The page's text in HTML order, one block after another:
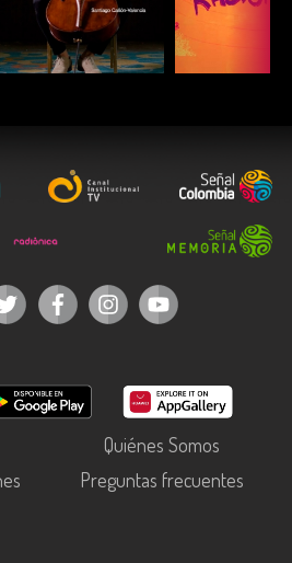
ESCUCHAR
Quiénes Somos
Preguntas frecuentes